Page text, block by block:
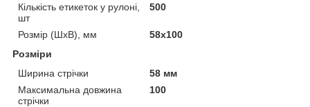
Кількість етикеток у рулоні,
шт
500
Розмір (ШхВ), мм
58х100
Розміри
Ширина стрічки
58 мм
Максимальна довжина
стрічки
100